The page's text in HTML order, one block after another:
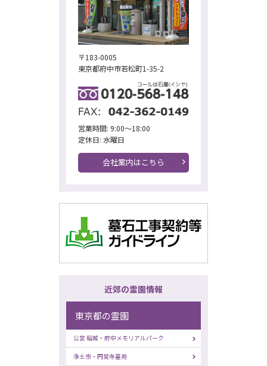
〒183-0005
東京都府中市若松町1-35-2
営業時間: 9:00～18:00
定休日: 水曜日
会社案内はこちら
近郊の霊園情報
東京都の霊園
公営 稲城・府中メモリアルパーク
浄土宗・円覚寺墓苑